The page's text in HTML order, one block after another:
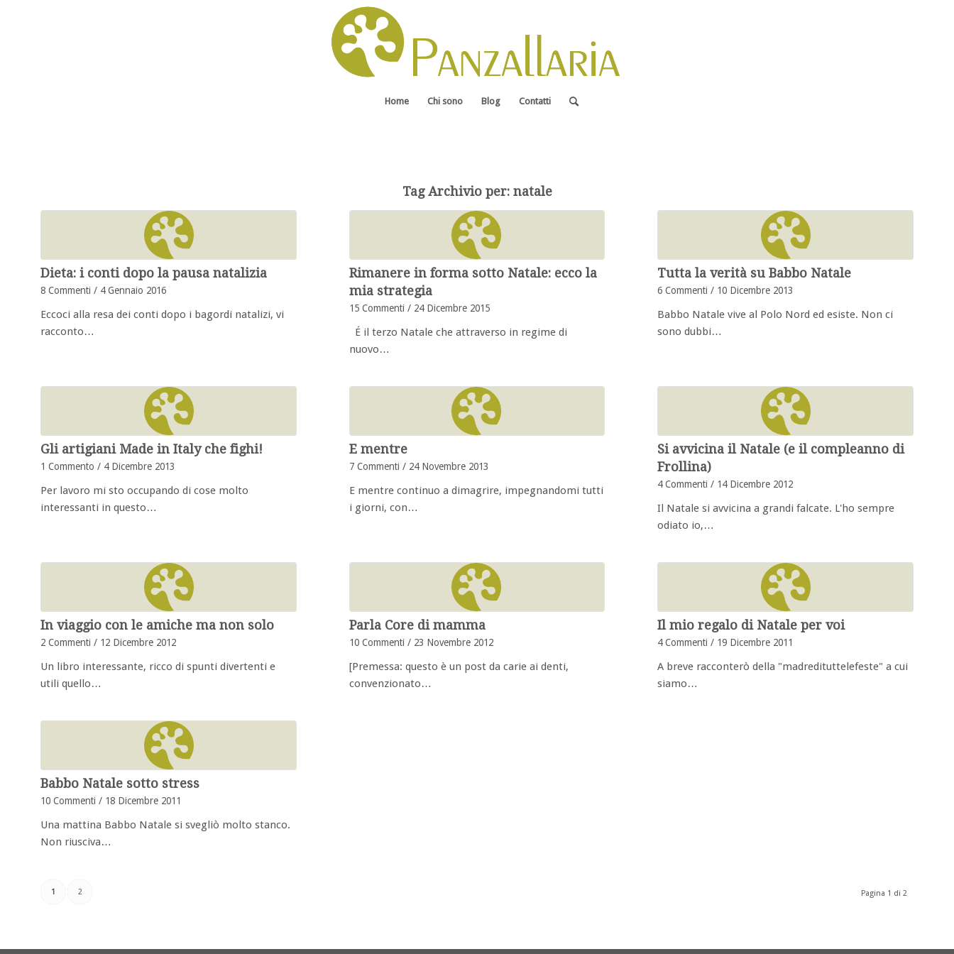
Home Chi sono Blog Contatti
Tag Archivio per: natale
Dieta: i conti dopo la pausa natalizia
8 Commenti / 4 Gennaio 2016
Eccoci alla resa dei conti dopo i bagordi natalizi, vi
racconto…
Rimanere in forma sotto Natale: ecco la
mia strategia
15 Commenti / 24 Dicembre 2015
É il terzo Natale che attraverso in regime di
nuovo…
Tutta la verità su Babbo Natale
6 Commenti / 10 Dicembre 2013
Babbo Natale vive al Polo Nord ed esiste. Non ci
sono dubbi…
Gli artigiani Made in Italy che fighi!
1 Commento / 4 Dicembre 2013
Per lavoro mi sto occupando di cose molto
interessanti in questo…
E mentre
7 Commenti / 24 Novembre 2013
E mentre continuo a dimagrire, impegnandomi tutti
i giorni, con…
Si avvicina il Natale (e il compleanno di
Frollina)
4 Commenti / 14 Dicembre 2012
Il Natale si avvicina a grandi falcate. L'ho sempre
odiato io,…
In viaggio con le amiche ma non solo
2 Commenti / 12 Dicembre 2012
Un libro interessante, ricco di spunti divertenti e
utili quello…
Parla Core di mamma
10 Commenti / 23 Novembre 2012
[Premessa: questo è un post da carie ai denti,
convenzionato…
Il mio regalo di Natale per voi
4 Commenti / 19 Dicembre 2011
A breve racconterò della "madredituttelefeste" a cui
siamo…
Babbo Natale sotto stress
10 Commenti / 18 Dicembre 2011
Una mattina Babbo Natale si svegliò molto stanco.
Non riusciva…
Pagina 1 di 2
1 2